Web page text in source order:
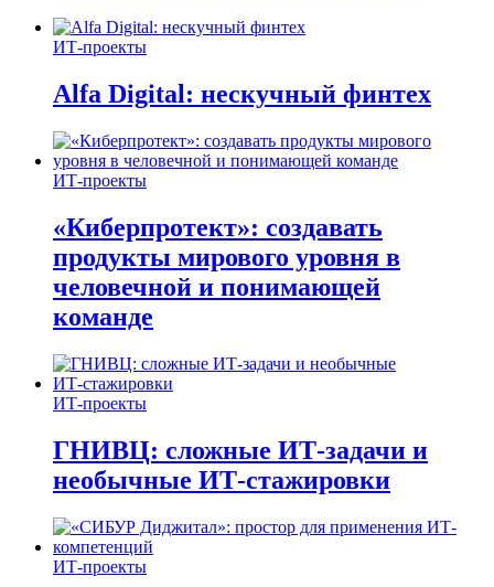
ИТ-проекты
Alfa Digital: нескучный финтех
ИТ-проекты
«Киберпротект»: создавать
продукты мирового уровня в
человечной и понимающей
команде
ИТ-проекты
ГНИВЦ: сложные ИТ‑задачи и
необычные ИТ‑стажировки
ИТ-проекты